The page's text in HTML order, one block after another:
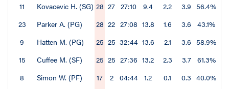
11
Kovacevic H. (SG) 28 27 27:10 9.4 2.2 3.9 56.4%
23
Parker A. (PG) 28 22 27:08 13.8 1.6 3.6 43.1%
9
Hatten M. (PG) 25 25 32:44 13.6 2.1 3.6 58.9%
15
Cuffee M. (SF) 25 25 27:36 13.2 2.3 3.7 61.3%
8
Simon W. (PF) 17 2 04:44 1.2 0.1 0.3 40.0%